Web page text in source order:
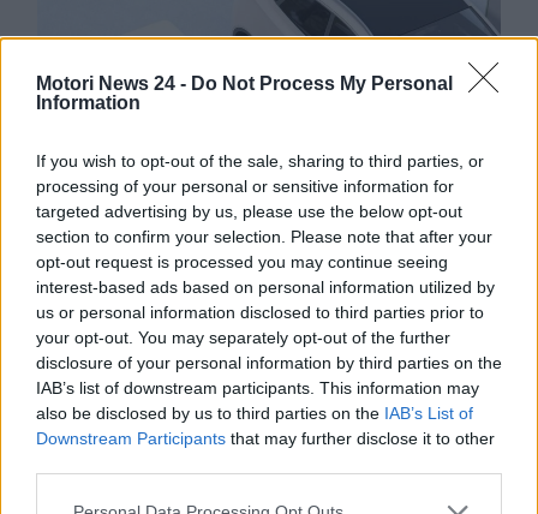
Motori News 24 - Do Not Process My Personal
Information
If you wish to opt-out of the sale, sharing to third parties, or
processing of your personal or sensitive information for
targeted advertising by us, please use the below opt-out
section to confirm your selection. Please note that after your
opt-out request is processed you may continue seeing
interest-based ads based on personal information utilized by
us or personal information disclosed to third parties prior to
your opt-out. You may separately opt-out of the further
disclosure of your personal information by third parties on the
IAB’s list of downstream participants. This information may
also be disclosed by us to third parties on the IAB’s List of
Downstream Participants that may further disclose it to other
Riparazioni modulari e batterie rigenerate: una
nuova frontiera per il risparmio –
motorinews24.com
Inoltre, il mercato dellebatterie rigenerate o di
seconda manosta crescendo. Con prezzi che
oscillano tra 1.000 e 3.000 euro, sebbene con